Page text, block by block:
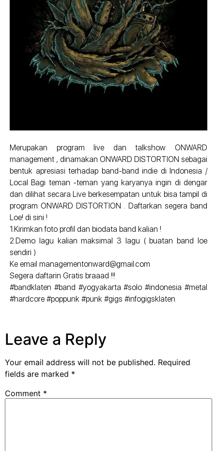
Merupakan program live dan talkshow ONWARD
management , dinamakan ONWARD DISTORTION sebagai
bentuk apresiasi terhadap band-band indie di Indonesia /
Local Bagi teman -teman yang karyanya ingin di dengar
dan dilihat secara Live berkesempatan untuk bisa tampil di
program ONWARD DISTORTION . Daftarkan segera band
Loe! di sini !
1.Kirimkan foto profil dan biodata band kalian !
2.Demo lagu kalian maksimal 3 lagu ( buatan band loe
sendiri )
Ke email managementonward@gmail.com
Segera daftarin Gratis braaad !!!
#bandklaten #band #yogyakarta #solo #indonesia #metal
#hardcore #poppunk #punk #gigs #infogigsklaten
Leave a Reply
Your email address will not be published. Required
fields are marked *
Comment *